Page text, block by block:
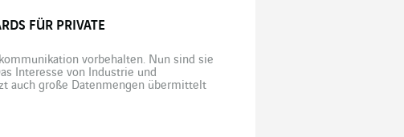
FÜR PRIVATE
vorbehalten. Nun sind sie
Interesse von Industrie und
auch große Datenmengen übermittelt
einsatzbereit ist. Diese Aufgabe […]